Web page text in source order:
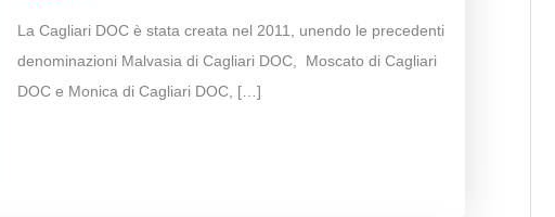
La Cagliari DOC è stata creata nel 2011, unendo le precedenti
denominazioni Malvasia di Cagliari DOC, Moscato di Cagliari
DOC e Monica di Cagliari DOC, […]